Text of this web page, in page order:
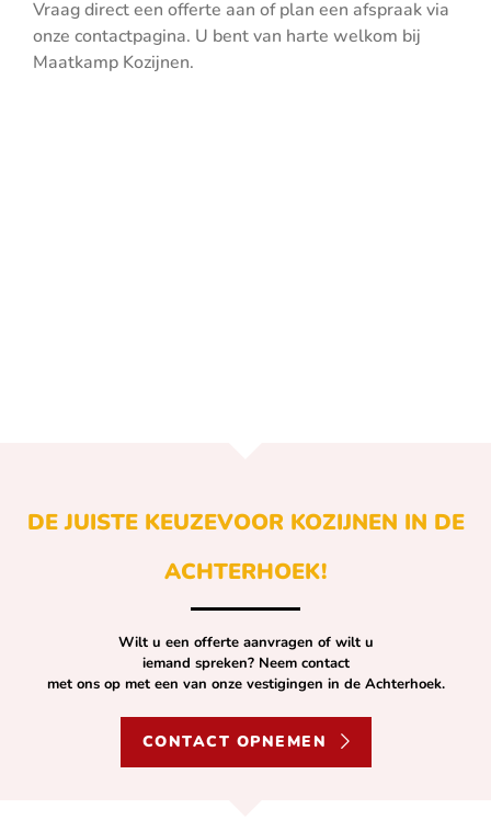
Vraag direct een offerte aan of plan een afspraak via
onze contactpagina. U bent van harte welkom bij
Maatkamp Kozijnen.
DE JUISTE KEUZEVOOR KOZIJNEN IN DE
ACHTERHOEK!
Wilt u een offerte aanvragen of wilt u
iemand spreken? Neem contact
met ons op met een van onze vestigingen in de Achterhoek.
CONTACT OPNEMEN